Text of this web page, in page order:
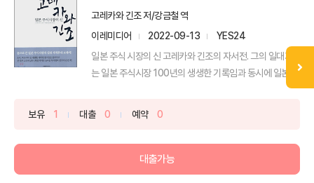
고레카와 긴조 저/강금철 역
이레미디어
2022-09-13
YES24
일본 주식 시장의 신 고레카와 긴조의 자서전. 그의 일대기
는 일본 주식시장 100년의 생생한 기록임과 동시에 일본
보유 1 대출 0 예약 0
대출가능